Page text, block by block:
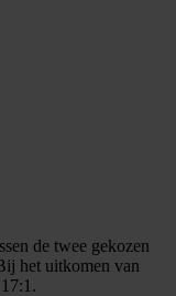
de twee gekozen
het uitkomen van